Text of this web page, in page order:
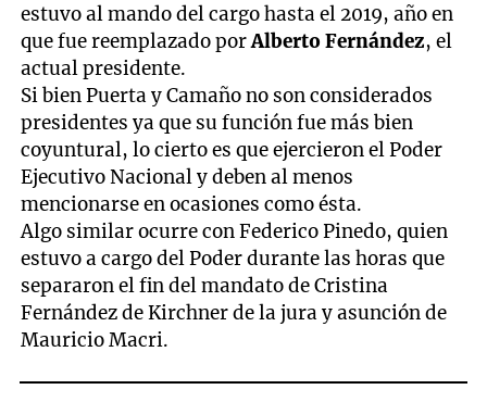
estuvo al mando del cargo hasta el 2019, año en
que fue reemplazado porAlberto Fernández, el
actual presidente.
Si bien Puerta y Camaño no son considerados
presidentes ya que su función fue más bien
coyuntural, lo cierto es que ejercieron el Poder
Ejecutivo Nacional y deben al menos
mencionarse en ocasiones como ésta.
Algo similar ocurre con Federico Pinedo, quien
estuvo a cargo del Poder durante las horas que
separaron el fin del mandato de Cristina
Fernández de Kirchner de la jura y asunción de
Mauricio Macri.